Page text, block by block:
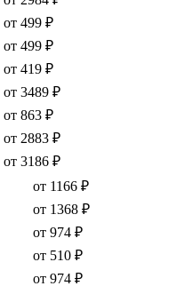
от 499 ₽
от 499 ₽
от 419 ₽
от 3489 ₽
от 863 ₽
от 2883 ₽
от 3186 ₽
от 1166 ₽
от 1368 ₽
от 974 ₽
от 510 ₽
от 974 ₽